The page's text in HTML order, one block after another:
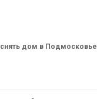
снять дом в Подмосковье